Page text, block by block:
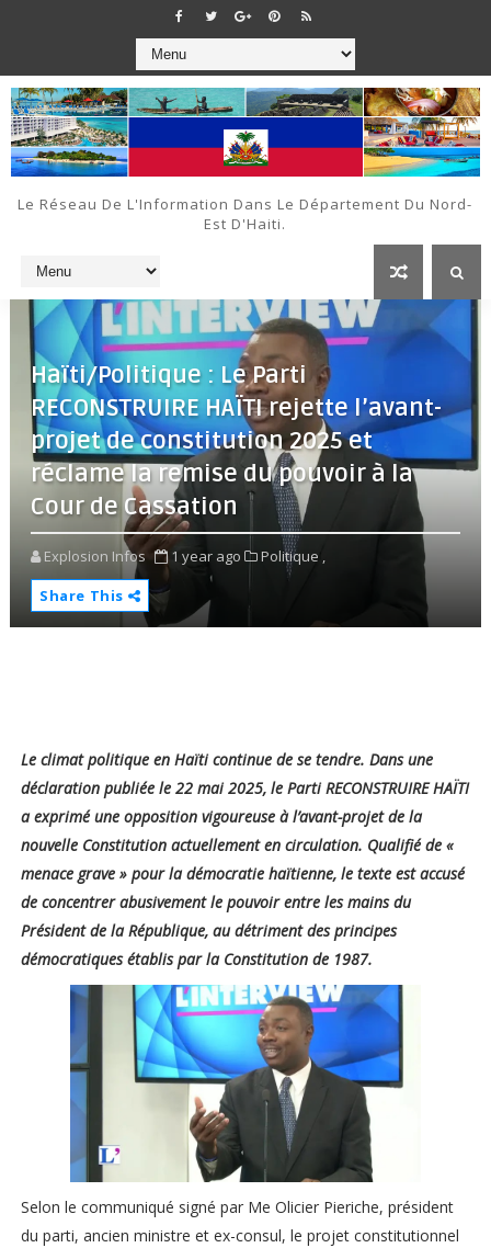
Le Réseau De L'Information Dans Le Département Du Nord-
Est D'Haiti.
Haïti/Politique : Le Parti
RECONSTRUIRE HAÏTI rejette l’avant-
projet de constitution 2025 et
réclame la remise du pouvoir à la
Cour de Cassation
Explosion Infos 1 year ago
Politique ,
Share This
Le climat politique en Haïti continue de se tendre. Dans une
déclaration publiée le 22 mai 2025, le Parti RECONSTRUIRE HAÏTI
a exprimé une opposition vigoureuse à l’avant-projet de la
nouvelle Constitution actuellement en circulation. Qualifié de «
menace grave » pour la démocratie haïtienne, le texte est accusé
de concentrer abusivement le pouvoir entre les mains du
Président de la République, au détriment des principes
démocratiques établis par la Constitution de 1987.
Selon le communiqué signé par Me Olicier Pieriche, président
du parti, ancien ministre et ex-consul, le projet constitutionnel